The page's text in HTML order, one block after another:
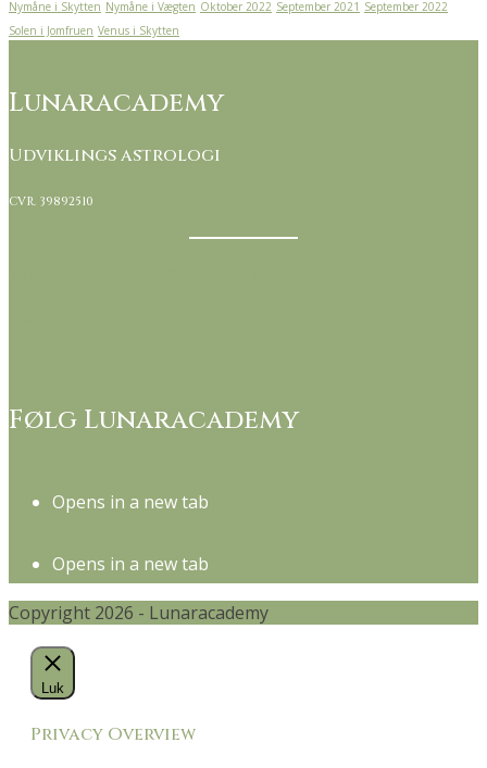
Nymåne i Skytten Nymåne i Vægten Oktober 2022 September 2021 September 2022
Solen i Jomfruen Venus i Skytten
Lunaracademy
Udviklings astrologi
CVR. 39892510
Følg Lunaracademy
Opens in a new tab
Opens in a new tab
Copyright 2026 - Lunaracademy
Luk
Privacy Overview